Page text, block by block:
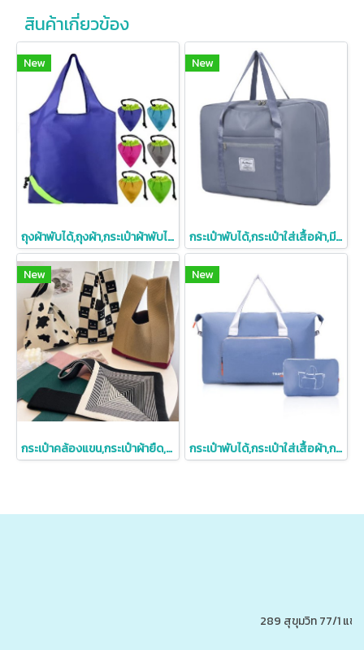
สินค้าเกี่ยวข้อง
New
ถุงผ้าพับได้,ถุงผ้า,กระเป๋าผ้าพับได้,สกรีนโลโก้
New
กระเป๋าพับได้,กระเป๋าใส่เสื้อผ้า,มี4ขนาดให้เลือก
New
กระเป๋าคล้องแขน,กระเป๋าผ้ายืด,กระเป๋าถือ,กระเป๋าของแจก,กระเป๋าของแถม,ขนาดเล็ก,ราคาถูก,คละลายให้,ขนาด18*35cm
New
กระเป๋าพับได้,กระเป๋าใส่เสื้อผ้า,กระเป๋าใส่เสื้อผ้าพับได้
289 สุขุมวิท 77/1 แข